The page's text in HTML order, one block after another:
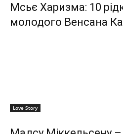
Мсьє Харизма: 10
молодого Венсана
Love Story